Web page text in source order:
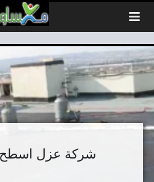
شركة عزل اسطح